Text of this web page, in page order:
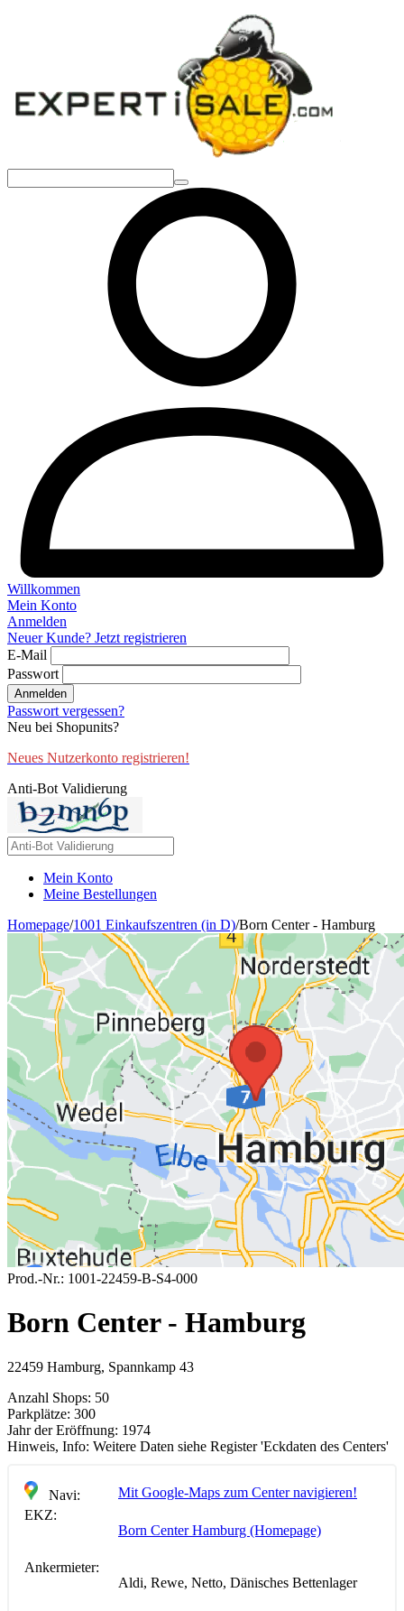
Willkommen
Mein Konto
Anmelden
Neuer Kunde? Jetzt registrieren
E-Mail
Passwort
Anmelden
Passwort vergessen?
Neu bei Shopunits?
Neues Nutzerkonto registrieren!
Anti-Bot Validierung
Mein Konto
Meine Bestellungen
Homepage/1001 Einkaufszentren (in D)/Born Center - Hamburg
Prod.-Nr.: 1001-22459-B-S4-000
Born Center - Hamburg
22459 Hamburg, Spannkamp 43
Anzahl Shops: 50
Parkplätze: 300
Jahr der Eröffnung: 1974
Hinweis, Info: Weitere Daten siehe Register 'Eckdaten des Centers'
Navi:
Mit Google-Maps zum Center navigieren!
EKZ:
Born Center Hamburg (Homepage)
Ankermieter:
Aldi, Rewe, Netto, Dänisches Bettenlager